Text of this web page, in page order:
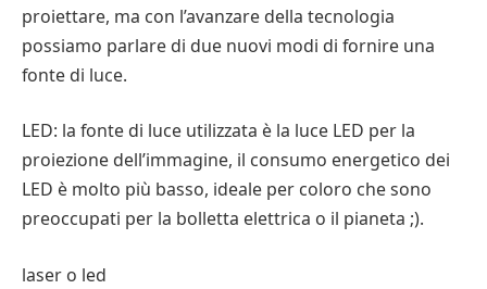
proiettare, ma con l’avanzare della tecnologia
possiamo parlare di due nuovi modi di fornire una
fonte di luce.
LED: la fonte di luce utilizzata è la luce LED per la
proiezione dell’immagine, il consumo energetico dei
LED è molto più basso, ideale per coloro che sono
preoccupati per la bolletta elettrica o il pianeta ;).
laser o led